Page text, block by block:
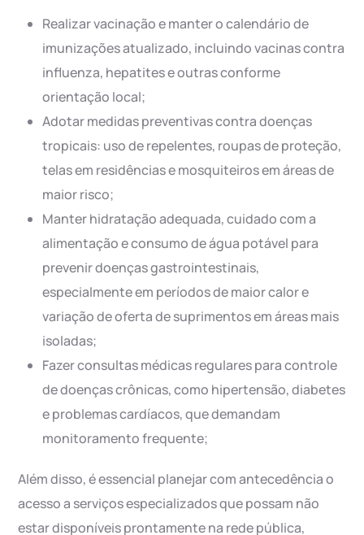
Realizar vacinação e manter o calendário de
imunizações atualizado, incluindo vacinas contra
influenza, hepatites e outras conforme
orientação local;
Adotar medidas preventivas contra doenças
tropicais: uso de repelentes, roupas de proteção,
telas em residências e mosquiteiros em áreas de
maior risco;
Manter hidratação adequada, cuidado com a
alimentação e consumo de água potável para
prevenir doenças gastrointestinais,
especialmente em períodos de maior calor e
variação de oferta de suprimentos em áreas mais
isoladas;
Fazer consultas médicas regulares para controle
de doenças crônicas, como hipertensão, diabetes
e problemas cardíacos, que demandam
monitoramento frequente;
Além disso, é essencial planejar com antecedência o
acesso a serviços especializados que possam não
estar disponíveis prontamente na rede pública,